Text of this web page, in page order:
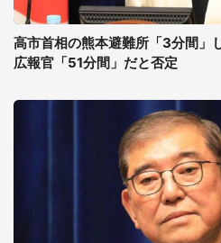
高市首相の熊本避難所「3分間」
広報官「51分間」だと否定